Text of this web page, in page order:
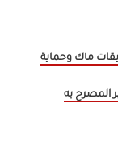
ماك وحماية
المصرح به